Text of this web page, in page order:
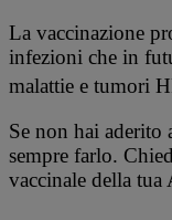
La vaccinazione
infezioni che in
malattie e tumori
Se non hai aderito
sempre farlo.
vaccinale della